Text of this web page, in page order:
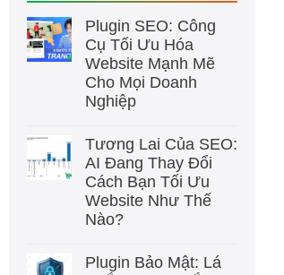
Plugin SEO: Công
Cụ Tối Ưu Hóa
Website Mạnh Mẽ
Cho Mọi Doanh
Nghiệp
Tương Lai Của SEO:
AI Đang Thay Đổi
Cách Bạn Tối Ưu
Website Như Thế
Nào?
Plugin Bảo Mật: Lá